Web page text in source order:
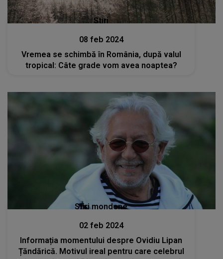
Stiri
08 feb 2024
Vremea se schimbă în România, după valul
tropical: Câte grade vom avea noaptea?
Stiri mondene
02 feb 2024
Informația momentului despre Ovidiu Lipan
Țăndărică. Motivul ireal pentru care celebrul